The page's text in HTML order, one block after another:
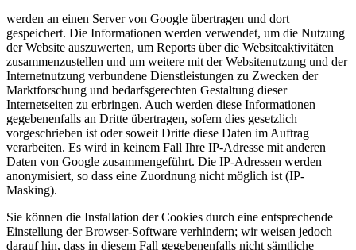
werden an einen Server von Google übertragen und dort
gespeichert. Die Informationen werden verwendet, um die Nutzung
der Website auszuwerten, um Reports über die Websiteaktivitäten
zusammenzustellen und um weitere mit der Websitenutzung und der
Internetnutzung verbundene Dienstleistungen zu Zwecken der
Marktforschung und bedarfsgerechten Gestaltung dieser
Internetseiten zu erbringen. Auch werden diese Informationen
gegebenenfalls an Dritte übertragen, sofern dies gesetzlich
vorgeschrieben ist oder soweit Dritte diese Daten im Auftrag
verarbeiten. Es wird in keinem Fall Ihre IP-Adresse mit anderen
Daten von Google zusammengeführt. Die IP-Adressen werden
anonymisiert, so dass eine Zuordnung nicht möglich ist (IP-
Masking).
Sie können die Installation der Cookies durch eine entsprechende
Einstellung der Browser-Software verhindern; wir weisen jedoch
darauf hin, dass in diesem Fall gegebenenfalls nicht sämtliche